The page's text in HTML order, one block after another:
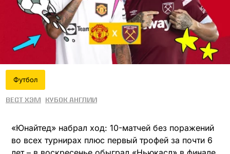
Футбол
Вест Хэм Кубок Англии
«Юнайтед» набрал ход: 10-матчей без поражений
во всех турнирах плюс первый трофей за почти 6